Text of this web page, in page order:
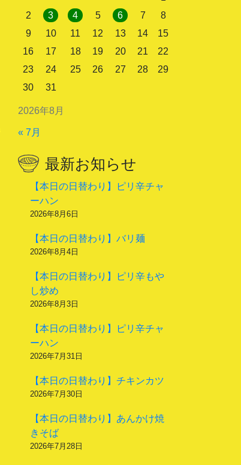
2026年8月
2
3 4 5 6 7
8
9
10 11 12 13 14
15
16
17 18 19 20 21
22
23
24 25 26 27 28
29
30
31
« 7月
最新お知らせ
【本日の日替わり】ピリ辛チャ
ーハン
2026年8月6日
【本日の日替わり】バリ麺
2026年8月4日
【本日の日替わり】ピリ辛もや
し炒め
2026年8月3日
【本日の日替わり】ピリ辛チャ
ーハン
2026年7月31日
【本日の日替わり】チキンカツ
2026年7月30日
【本日の日替わり】あんかけ焼
きそば
2026年7月28日